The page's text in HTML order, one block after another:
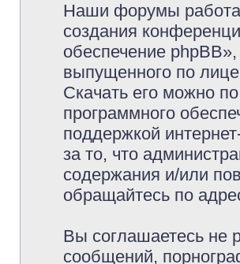
Наши форумы
создания
обеспечение
выпущенного по
Скачать его можно
программного
поддержкой
за то, что
содержания и/или
обращайтесь по
Вы соглашаетесь не
сообщений,